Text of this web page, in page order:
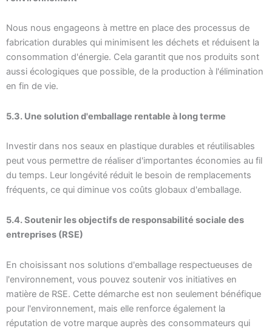
Nous nous engageons à mettre en place des processus de
fabrication durables qui minimisent les déchets et réduisent la
consommation d'énergie. Cela garantit que nos produits sont
aussi écologiques que possible, de la production à l'élimination
en fin de vie.
5.3. Une solution d'emballage rentable à long terme
Investir dans nos seaux en plastique durables et réutilisables
peut vous permettre de réaliser d'importantes économies au fil
du temps. Leur longévité réduit le besoin de remplacements
fréquents, ce qui diminue vos coûts globaux d'emballage.
5.4. Soutenir les objectifs de responsabilité sociale des
entreprises (RSE)
En choisissant nos solutions d'emballage respectueuses de
l'environnement, vous pouvez soutenir vos initiatives en
matière de RSE. Cette démarche est non seulement bénéfique
pour l'environnement, mais elle renforce également la
réputation de votre marque auprès des consommateurs qui